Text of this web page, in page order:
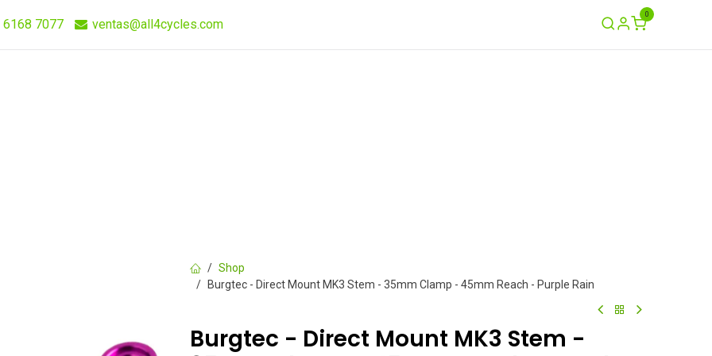
6168 7077 ventas@all4cycles.com
0
Shop
Burgtec - Direct Mount MK3 Stem - 35mm Clamp - 45mm Reach - Purple Rain
Burgtec - Direct Mount MK3 Stem -